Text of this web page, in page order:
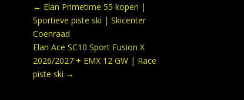
← Elan Primetime 55 kopen |
Sportieve piste ski | Skicenter
Coenraad
Elan Ace SC10 Sport Fusion X
2026/2027 + EMX 12 GW | Race
piste ski →